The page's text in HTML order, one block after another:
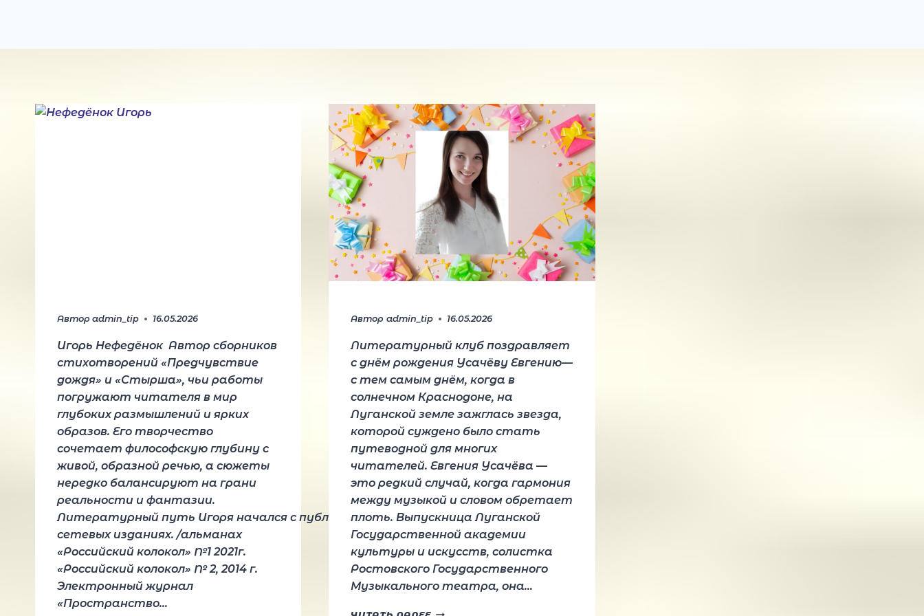
Автор admin_tip 16.05.2026
Игорь Нефедёнок Автор сборников
стихотворений «Предчувствие
дождя» и «Стырша», чьи работы
погружают читателя в мир
глубоких размышлений и ярких
образов. Его творчество
сочетает философскую глубину с
живой, образной речью, а сюжеты
нередко балансируют на грани
реальности и фантазии.
Литературный путь Игоря начался с публикаций в молодёжных журналах и
сетевых изданиях. /альманах
«Российский колокол» №1 2021г.
«Российский колокол» № 2, 2014 г.
Электронный журнал
«Пространство…
Автор admin_tip 16.05.2026
Литературный клуб поздравляет
с днём рождения Усачёву Евгению—
с тем самым днём, когда в
солнечном Краснодоне, на
Луганской земле зажглась звезда,
которой суждено было стать
путеводной для многих
читателей. Евгения Усачёва —
это редкий случай, когда гармония
между музыкой и словом обретает
плоть. Выпускница Луганской
Государственной академии
культуры и искусств, солистка
Ростовского Государственного
Музыкального театра, она…
ПОЗДРАВЛЯЕМ